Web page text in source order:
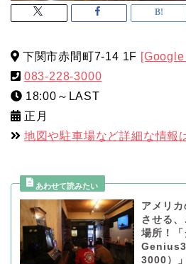
下関市赤間町7-14 1F [Google
083-228-3000
18:00～LAST
正月
地図や駐車場など詳細な情報
アメリ
させる
場所！
3000）」